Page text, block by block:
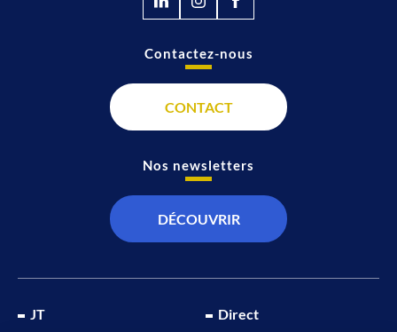
JT Direct
Contactez-nous
CONTACT
Nos newsletters
DÉCOUVRIR